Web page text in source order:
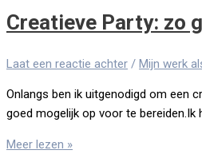
Creatieve Party: zo
Laat een reactie achter / Mijn werk
Onlangs ben ik uitgenodigd om een
goed mogelijk op voor te
Meer lezen »